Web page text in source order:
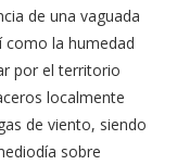
de una vaguada
como la humedad
por el territorio
localmente
de viento, siendo
sobre